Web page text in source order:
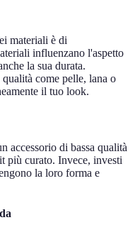
materiali è di
influenzano l'aspetto
la sua durata.
come pelle, lana o
il tuo look.
accessorio di bassa qualità
più curato. Invece, investi
la loro forma e